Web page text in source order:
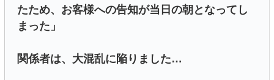
たため、お客様への告知が当日の朝となってし
まった」
関係者は、大混乱に陥りました…